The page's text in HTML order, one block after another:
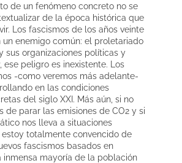
de un fenómeno concreto no se
de la época histórica que
Los fascismos de los años veinte
un enemigo común: el proletariado
sus organizaciones políticas y
ese peligro es inexistente. Los
-como veremos más adelante-
en las condiciones
del siglo XXI. Más aún, si no
de parar las emisiones de CO2 y si
nos lleva a situaciones
estoy totalmente convencido de
fascismos basados en
inmensa mayoría de la población